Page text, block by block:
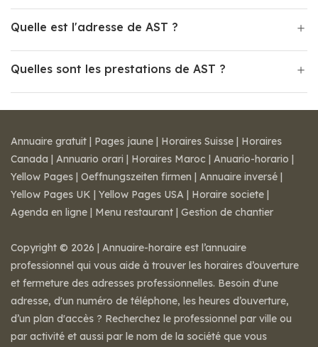
Quelle est l'adresse de AST ?
Quelles sont les prestations de AST ?
Annuaire gratuit | Pages jaune | Horaires Suisse | Horaires
Canada | Annuario orari | Horaires Maroc | Anuario-horario |
Yellow Pages | Oeffnungszeiten firmen | Annuaire inversé |
Yellow Pages UK | Yellow Pages USA | Horaire societe |
Agenda en ligne | Menu restaurant | Gestion de chantier
Copyright © 2026 | Annuaire-horaire est l’annuaire
professionnel qui vous aide à trouver les horaires d’ouverture
et fermeture des adresses professionnelles. Besoin d'une
adresse, d'un numéro de téléphone, les heures d’ouverture,
d’un plan d'accès ? Recherchez le professionnel par ville ou
par activité et aussi par le nom de la société que vous